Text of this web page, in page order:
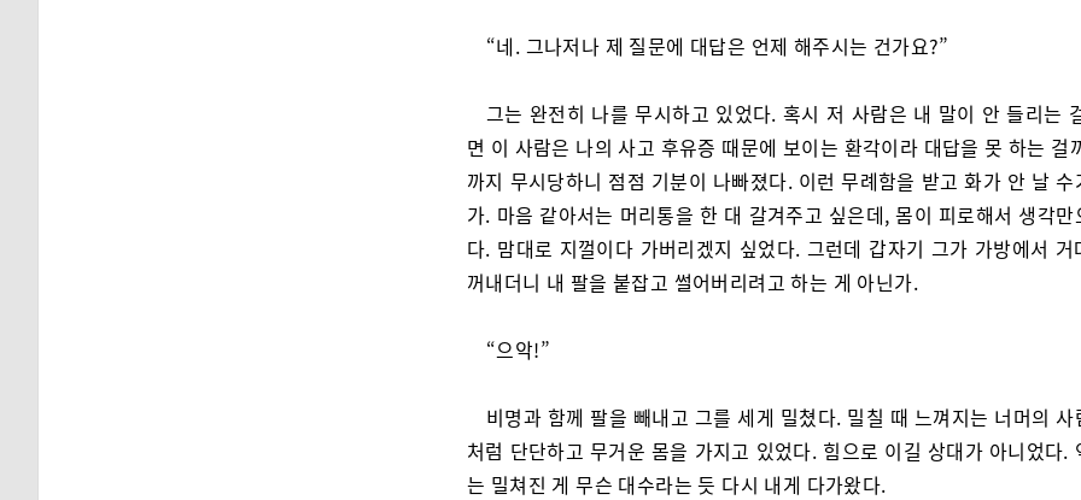
“네. 그나저나 제 질문에 대답은 언제 해주시는 건가요?”
그는 완전히 나를 무시하고 있었다. 혹시 저 사람은 내 말이 안 들리는
면 이 사람은 나의 사고 후유증 때문에 보이는 환각이라 대답을 못 하는 걸
까지 무시당하니 점점 기분이 나빠졌다. 이런 무례함을 받고 화가 안 날 수
가. 마음 같아서는 머리통을 한 대 갈겨주고 싶은데, 몸이 피로해서 생각만
다. 맘대로 지껄이다 가버리겠지 싶었다. 그런데 갑자기 그가 가방에서 거
꺼내더니 내 팔을 붙잡고 썰어버리려고 하는 게 아닌가.
“으악!”
비명과 함께 팔을 빼내고 그를 세게 밀쳤다. 밀칠 때 느껴지는 너머의
처럼 단단하고 무거운 몸을 가지고 있었다. 힘으로 이길 상대가 아니었다.
는 밀쳐진 게 무슨 대수라는 듯 다시 내게 다가왔다.